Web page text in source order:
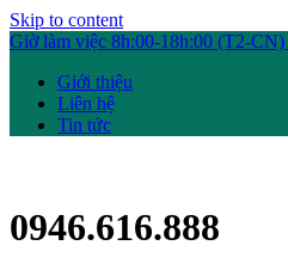
Skip to content
Giờ làm việc 8h:00-18h:00 (T2-CN)
Giới thiệu
Liên hệ
Tin tức
0946.616.888